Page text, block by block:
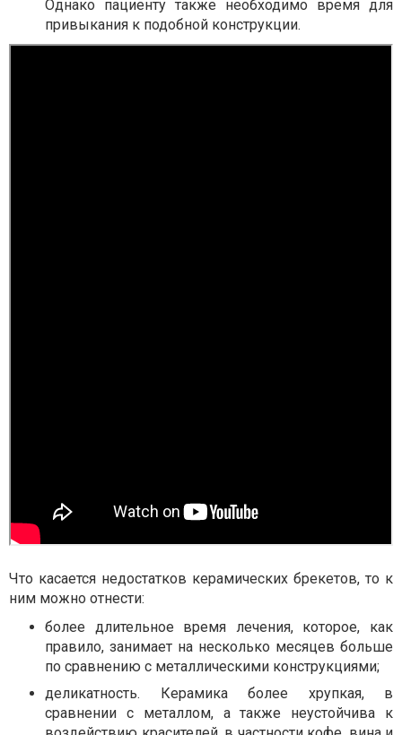
Однако пациенту также необходимо время для
привыкания к подобной конструкции.
Что касается недостатков керамических брекетов, то к
ним можно отнести:
более длительное время лечения, которое, как
правило, занимает на несколько месяцев больше
по сравнению с металлическими конструкциями;
деликатность. Керамика более хрупкая, в
сравнении с металлом, а также неустойчива к